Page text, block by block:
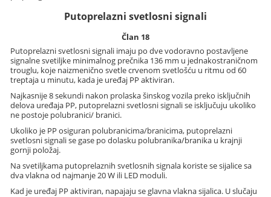
Putoprelazni svetlosni signali
Član 18
Putoprelazni svetlosni signali imaju po dve vodoravno postavljene
signalne svetiljke minimalnog prečnika 136 mm u jednakostraničnom
trouglu, koje naizmenično svetle crvenom svetlošću u ritmu od 60
treptaja u minutu, kada je uređaj PP aktiviran.
Najkasnije 8 sekundi nakon prolaska šinskog vozila preko isključnih
delova uređaja PP, putoprelazni svetlosni signali se isključuju ukoliko
ne postoje polubranici/ branici.
Ukoliko je PP osiguran polubranicima/branicima, putoprelazni
svetlosni signali se gase po dolasku polubranika/branika u krajnji
gornji položaj.
Na svetiljkama putoprelaznih svetlosnih signala koriste se sijalice sa
dva vlakna od najmanje 20 W ili LED moduli.
Kad je uređaj PP aktiviran, napajaju se glavna vlakna sijalica. U slučaju